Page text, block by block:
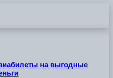
на выгодные